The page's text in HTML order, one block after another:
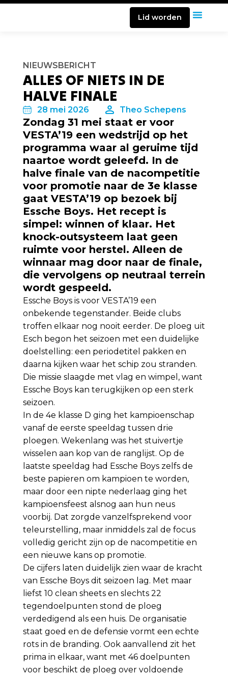
Lid worden
NIEUWSBERICHT
ALLES OF NIETS IN DE
HALVE FINALE
28 mei 2026 Theo Schepens
Zondag 31 mei staat er voor
VESTA’19 een wedstrijd op het
programma waar al geruime tijd
naartoe wordt geleefd. In de
halve finale van de nacompetitie
voor promotie naar de 3e klasse
gaat VESTA’19 op bezoek bij
Essche Boys. Het recept is
simpel: winnen of klaar. Het
knock-outsysteem laat geen
ruimte voor herstel. Alleen de
winnaar mag door naar de finale,
die vervolgens op neutraal terrein
wordt gespeeld.
Essche Boys is voor VESTA’19 een
onbekende tegenstander. Beide clubs
troffen elkaar nog nooit eerder. De ploeg uit
Esch begon het seizoen met een duidelijke
doelstelling: een periodetitel pakken en
daarna kijken waar het schip zou stranden.
Die missie slaagde met vlag en wimpel, want
Essche Boys kan terugkijken op een sterk
seizoen.
In de 4e klasse D ging het kampioenschap
vanaf de eerste speeldag tussen drie
ploegen. Wekenlang was het stuivertje
wisselen aan kop van de ranglijst. Op de
laatste speeldag had Essche Boys zelfs de
beste papieren om kampioen te worden,
maar door een nipte nederlaag ging het
kampioensfeest alsnog aan hun neus
voorbij. Dat zorgde vanzelfsprekend voor
teleurstelling, maar inmiddels zal de focus
volledig gericht zijn op de nacompetitie en
een nieuwe kans op promotie.
De cijfers laten duidelijk zien waar de kracht
van Essche Boys dit seizoen lag. Met maar
liefst 10 clean sheets en slechts 22
tegendoelpunten stond de ploeg
verdedigend als een huis. De organisatie
staat goed en de defensie vormt een echte
rots in de branding. Ook aanvallend zit het
prima in elkaar, want met 46 doelpunten
voor beschikt de ploeg over voldoende